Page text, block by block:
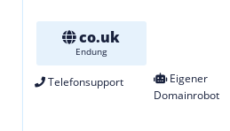
co.uk
Endung
Telefonsupport
Eigener
Domainrobot